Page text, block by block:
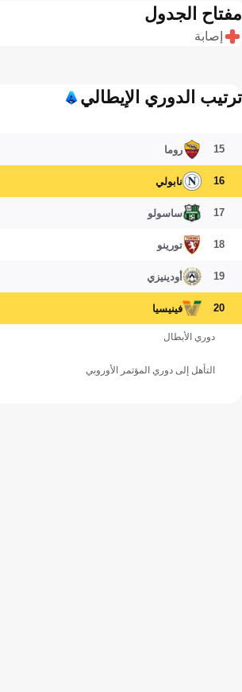
مفتاح الجدول
إصابة
ترتيب الدوري الإيطالي
15 روما
16 نابولي
17 ساسولو
18 تورينو
19 أودينيزي
20 فينيسيا
دوري الأبطال
التأهل إلى دوري المؤتمر الأوروبي